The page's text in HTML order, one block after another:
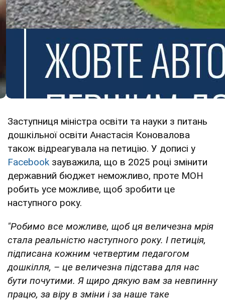
Заступниця міністра освіти та науки з питань
дошкільної освіти Анастасія Коновалова
також відреагувала на петицію. У дописі у
Facebook зауважила, що в 2025 році змінити
державний бюджет неможливо, проте МОН
робить усе можливе, щоб зробити це
наступного року.
"Робимо все можливе, щоб ця величезна мрія
стала реальністю наступного року. І петиція,
підписана кожним четвертим педагогом
дошкілля, – це величезна підстава для нас
бути почутими. Я щиро дякую вам за невпинну
працю, за віру в зміни і за наше таке